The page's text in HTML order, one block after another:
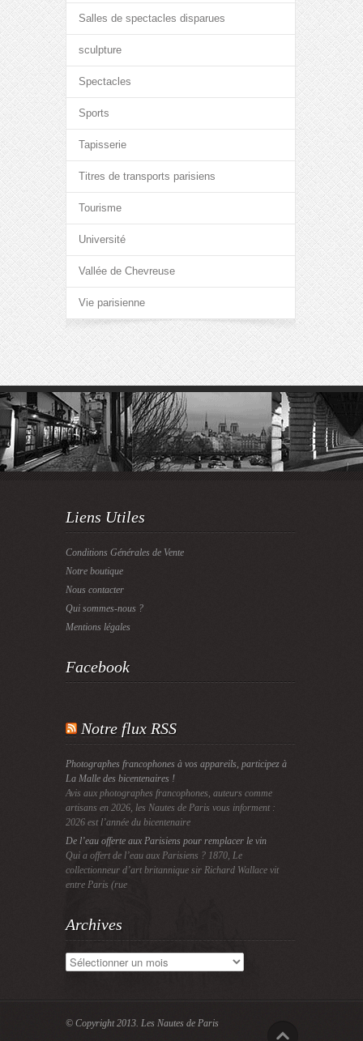
Salles de spectacles disparues
sculpture
Spectacles
Sports
Tapisserie
Titres de transports parisiens
Tourisme
Université
Vallée de Chevreuse
Vie parisienne
Liens Utiles
Conditions Générales de Vente
Notre boutique
Nous contacter
Qui sommes-nous ?
Mentions légales
Facebook
Notre flux RSS
Photographes francophones à vos appareils, participez à
La Malle des bicentenaires !
Avis aux photographes francophones, auteurs comme
artisans en 2026, les Nautes de Paris vous informent :
2026 est l’année du bicentenaire
De l’eau offerte aux Parisiens pour remplacer le vin
Qui a offert de l’eau aux Parisiens ? 1870, Le
collectionneur d’art britannique sir Richard Wallace vit
entre Paris (rue
Archives
Archives
© Copyright 2013. Les Nautes de Paris